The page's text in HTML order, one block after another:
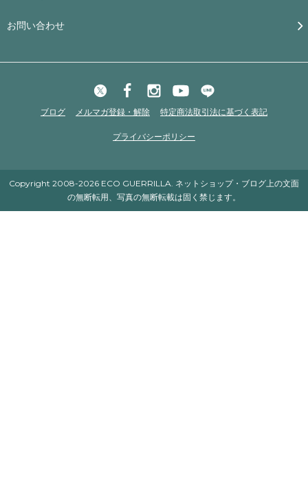
お問い合わせ
ブログ メルマガ登録・解除 特定商法取引法に基づく表記
プライバシーポリシー
Copyright 2008-2026 ECO GUERRILLA. ネットショップ・ブログ上の文面
の無断転用、写真の無断転載は固く禁じます。